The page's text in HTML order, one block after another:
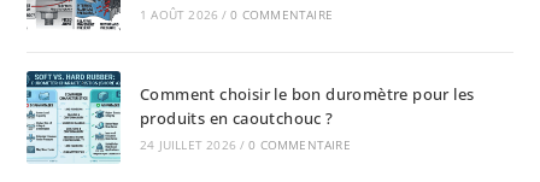
1 AOÛT 2026 / 0 COMMENTAIRE
Comment choisir le bon duromètre pour les
produits en caoutchouc ?
24 JUILLET 2026 / 0 COMMENTAIRE